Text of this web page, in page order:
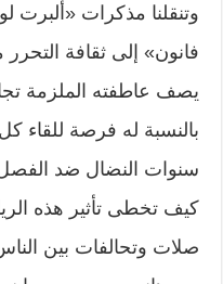
وتنقلنا مذكرات «ألبرت
فانون» إلى ثقافة
يصف عاطفته الملزمة
بالنسبة له فرصة للقاء
سنوات النضال ضد
كيف تخطى تأثير هذه
صلات وتحالفات بين